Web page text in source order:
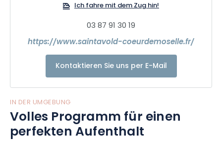
Ich fahre mit dem Zug hin!
03 87 91 30 19
https://www.saintavold-coeurdemoselle.fr/
Kontaktieren Sie uns per E-Mail
IN DER UMGEBUNG
Volles Programm für einen
perfekten Aufenthalt